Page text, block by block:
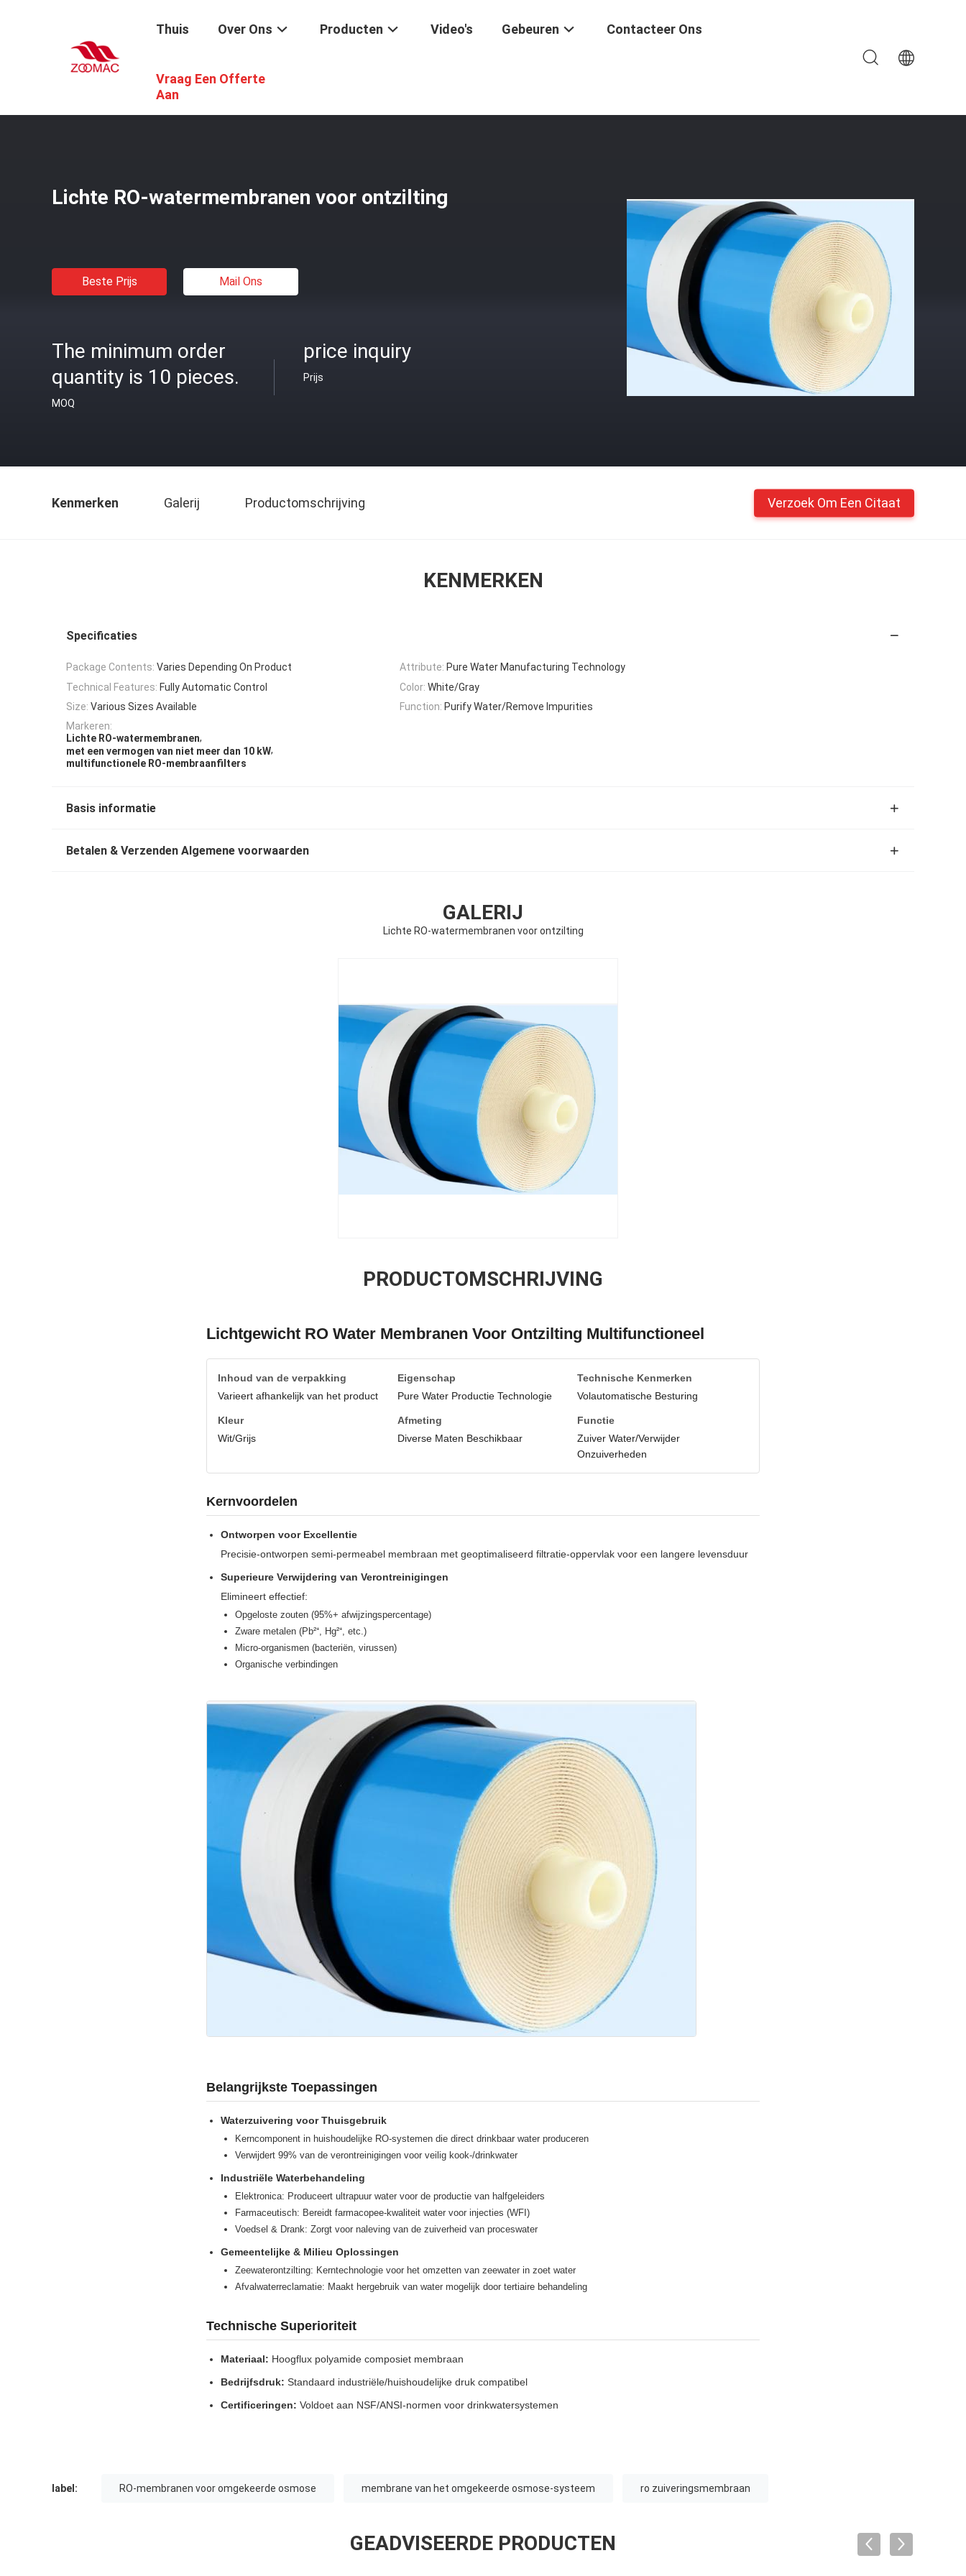
Thuis Over Ons Producten Video's Gebeuren Contacteer Ons
Vraag Een Offerte
Aan
Bijbehorende Onderdelen Van Waterzuiveringssysteem
Lichte RO-watermembranen voor ontzilting
Beste Prijs Mail Ons
The minimum order
quantity is 10 pieces.
MOQ
price inquiry
Prijs
Kenmerken Galerij Productomschrijving Verzoek Om Een Citaat
KENMERKEN
Specificaties
Package Contents: Varies Depending On Product Attribute: Pure Water Manufacturing Technology
Technical Features: Fully Automatic Control Color: White/Gray
Size: Various Sizes Available Function: Purify Water/Remove Impurities
Markeren:
Lichte RO-watermembranen,
met een vermogen van niet meer dan 10 kW,
multifunctionele RO-membraanfilters
Basis informatie
Betalen & Verzenden Algemene voorwaarden
GALERIJ
Lichte RO-watermembranen voor ontzilting
PRODUCTOMSCHRIJVING
Lichtgewicht RO Water Membranen Voor Ontzilting Multifunctioneel
Inhoud van de verpakking
Varieert afhankelijk van het product
Eigenschap
Pure Water Productie Technologie
Technische Kenmerken
Volautomatische Besturing
Kleur
Wit/Grijs
Afmeting
Diverse Maten Beschikbaar
Functie
Zuiver Water/Verwijder
Onzuiverheden
Kernvoordelen
Ontworpen voor Excellentie
Precisie-ontworpen semi-permeabel membraan met geoptimaliseerd filtratie-oppervlak voor een langere levensduur
Superieure Verwijdering van Verontreinigingen
Elimineert effectief:
Opgeloste zouten (95%+ afwijzingspercentage)
Zware metalen (Pb²⁺, Hg²⁺, etc.)
Micro-organismen (bacteriën, virussen)
Organische verbindingen
Belangrijkste Toepassingen
Waterzuivering voor Thuisgebruik
Kerncomponent in huishoudelijke RO-systemen die direct drinkbaar water produceren
Verwijdert 99% van de verontreinigingen voor veilig kook-/drinkwater
Industriële Waterbehandeling
Elektronica: Produceert ultrapuur water voor de productie van halfgeleiders
Farmaceutisch: Bereidt farmacopee-kwaliteit water voor injecties (WFI)
Voedsel & Drank: Zorgt voor naleving van de zuiverheid van proceswater
Gemeentelijke & Milieu Oplossingen
Zeewaterontzilting: Kerntechnologie voor het omzetten van zeewater in zoet water
Afvalwaterreclamatie: Maakt hergebruik van water mogelijk door tertiaire behandeling
Technische Superioriteit
Materiaal: Hoogflux polyamide composiet membraan
Bedrijfsdruk: Standaard industriële/huishoudelijke druk compatibel
Certificeringen: Voldoet aan NSF/ANSI-normen voor drinkwatersystemen
label: RO-membranen voor omgekeerde osmose membrane van het omgekeerde osmose-systeem ro zuiveringsmembraan
GEADVISEERDE PRODUCTEN